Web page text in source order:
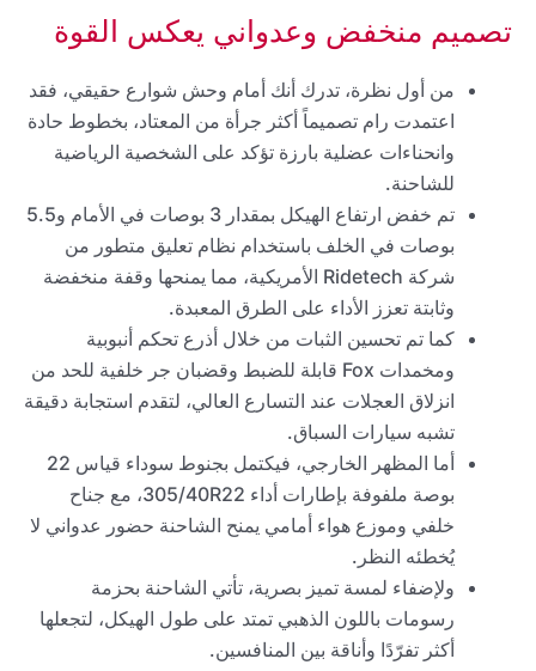
تصميم منخفض وعدواني يعكس القوة
من أول نظرة، تدرك أنك أمام وحش شوارع حقيقي، فقد
اعتمدت رام تصميماً أكثر جرأة من المعتاد، بخطوط حادة
وانحناءات عضلية بارزة تؤكد على الشخصية الرياضية
للشاحنة.
تم خفض ارتفاع الهيكل بمقدار 3 بوصات في الأمام و5.5
بوصات في الخلف باستخدام نظام تعليق متطور من
شركة Ridetech الأمريكية، مما يمنحها وقفة منخفضة
وثابتة تعزز الأداء على الطرق المعبدة.
كما تم تحسين الثبات من خلال أذرع تحكم أنبوبية
ومخمدات Fox قابلة للضبط وقضبان جر خلفية للحد من
انزلاق العجلات عند التسارع العالي، لتقدم استجابة دقيقة
تشبه سيارات السباق.
أما المظهر الخارجي، فيكتمل بجنوط سوداء قياس 22
بوصة ملفوفة بإطارات أداء 305/40R22، مع جناح
خلفي وموزع هواء أمامي يمنح الشاحنة حضور عدواني لا
يُخطئه النظر.
ولإضفاء لمسة تميز بصرية، تأتي الشاحنة بحزمة
رسومات باللون الذهبي تمتد على طول الهيكل، لتجعلها
أكثر تفرّدًا وأناقة بين المنافسين.